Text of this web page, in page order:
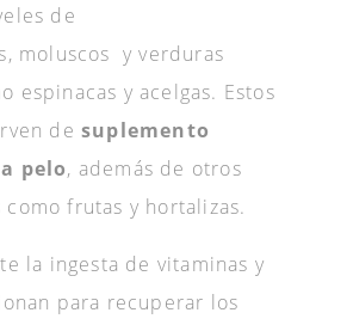
de
moluscos y verduras
espinacas y acelgas. Estos
de suplemento
pelo, además de otros
frutas y hortalizas.
la ingesta de vitaminas y
para recuperar los